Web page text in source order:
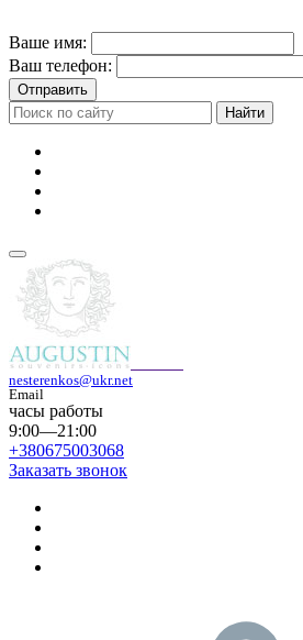
Ваше имя:
Ваш телефон:
Отправить
Найти
nesterenkos@ukr.net
Email
часы работы
9:00—21:00
+380675003068
Заказать звонок